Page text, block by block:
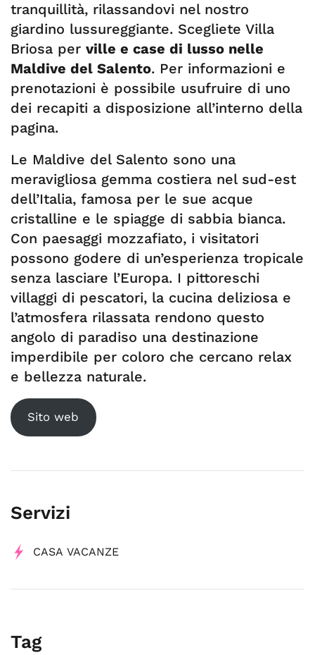
tranquillità, rilassandovi nel nostro
giardino lussureggiante. Scegliete Villa
Briosa per ville e case di lusso nelle
Maldive del Salento. Per informazioni e
prenotazioni è possibile usufruire di uno
dei recapiti a disposizione all’interno della
pagina.
Le Maldive del Salento sono una
meravigliosa gemma costiera nel sud-est
dell’Italia, famosa per le sue acque
cristalline e le spiagge di sabbia bianca.
Con paesaggi mozzafiato, i visitatori
possono godere di un’esperienza tropicale
senza lasciare l’Europa. I pittoreschi
villaggi di pescatori, la cucina deliziosa e
l’atmosfera rilassata rendono questo
angolo di paradiso una destinazione
imperdibile per coloro che cercano relax
e bellezza naturale.
Sito web
Servizi
CASA VACANZE
Tag